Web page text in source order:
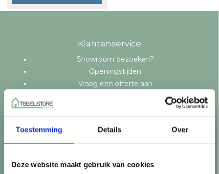
Toestemming Details Over
Deze website maakt gebruik van cookies
Klantenservice
Showroom bezoeken?
Openingstijden
Vraag een offerte aan
Controle vóór verwerking
Garantie & klachten